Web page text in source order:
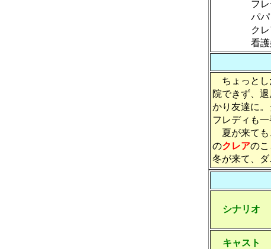
フ
パ
ク
ちょっとし
院できず、
かり友達に
フレディも
夏が来ても
のクレアのこ
冬が来て、
シナリオ
キャスト